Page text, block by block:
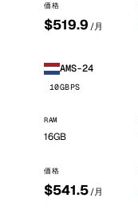
価格
$519.9 /月
AMS-24
10GBPS
RAM
16GB
価格
$541.5 /月